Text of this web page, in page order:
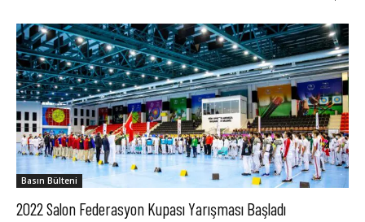
Basın Bülteni
2022 Salon Federasyon Kupası Yarışması Başladı